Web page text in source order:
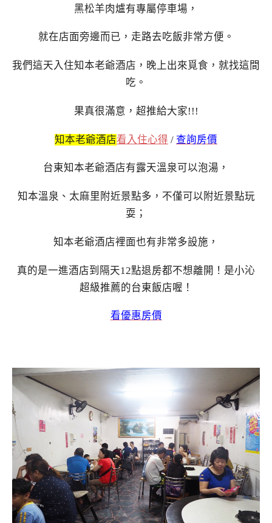
黑松羊肉爐有專屬停車場，
就在店面旁邊而已，走路去吃飯非常方便。
我們這天入住知本老爺酒店，晚上出來覓食，就找這間
吃。
果真很滿意，超推給大家!!!
知本老爺酒店看入住心得 / 查詢房價
台東知本老爺酒店有露天溫泉可以泡湯，
知本溫泉、太麻里附近景點多，不僅可以附近景點玩
耍；
知本老爺酒店裡面也有非常多設施，
真的是一進酒店到隔天12點退房都不想離開！是小沁
超級推薦的台東飯店喔！
看優惠房價